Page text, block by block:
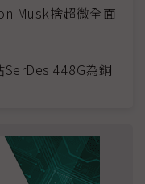
Musk捨超微全面
448G為銅